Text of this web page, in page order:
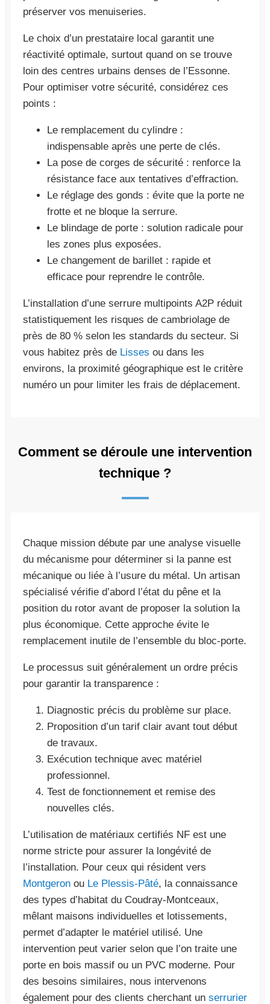
préserver vos menuiseries.
Le choix d’un prestataire local garantit une
réactivité optimale, surtout quand on se trouve
loin des centres urbains denses de l’Essonne.
Pour optimiser votre sécurité, considérez ces
points :
Le remplacement du cylindre :
indispensable après une perte de clés.
La pose de corges de sécurité : renforce la
résistance face aux tentatives d’effraction.
Le réglage des gonds : évite que la porte ne
frotte et ne bloque la serrure.
Le blindage de porte : solution radicale pour
les zones plus exposées.
Le changement de barillet : rapide et
efficace pour reprendre le contrôle.
L’installation d’une serrure multipoints A2P réduit
statistiquement les risques de cambriolage de
près de 80 % selon les standards du secteur. Si
vous habitez près de Lisses ou dans les
environs, la proximité géographique est le critère
numéro un pour limiter les frais de déplacement.
Comment se déroule une intervention
technique ?
Chaque mission débute par une analyse visuelle
du mécanisme pour déterminer si la panne est
mécanique ou liée à l’usure du métal. Un artisan
spécialisé vérifie d’abord l’état du pêne et la
position du rotor avant de proposer la solution la
plus économique. Cette approche évite le
remplacement inutile de l’ensemble du bloc-porte.
Le processus suit généralement un ordre précis
pour garantir la transparence :
Diagnostic précis du problème sur place.
Proposition d’un tarif clair avant tout début
de travaux.
Exécution technique avec matériel
professionnel.
Test de fonctionnement et remise des
nouvelles clés.
L’utilisation de matériaux certifiés NF est une
norme stricte pour assurer la longévité de
l’installation. Pour ceux qui résident vers
Montgeron ou Le Plessis-Pâté, la connaissance
des types d’habitat du Coudray-Montceaux,
mêlant maisons individuelles et lotissements,
permet d’adapter le matériel utilisé. Une
intervention peut varier selon que l’on traite une
porte en bois massif ou un PVC moderne. Pour
des besoins similaires, nous intervenons
également pour des clients cherchant un serrurier